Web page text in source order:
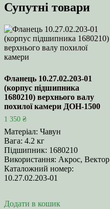
Супутні товари
Фланець 10.27.02.203-01
(корпус підшипника
1680210) верхнього валу
похилої камери ДОН-1500
1 350 ₴
Матеріал: Чавун
Вага: 4.2 кг
Підшипник: 1680210
Використання: Акрос, Вектор
Каталожний номер:
10.27.02.203-01
Додати в кошик